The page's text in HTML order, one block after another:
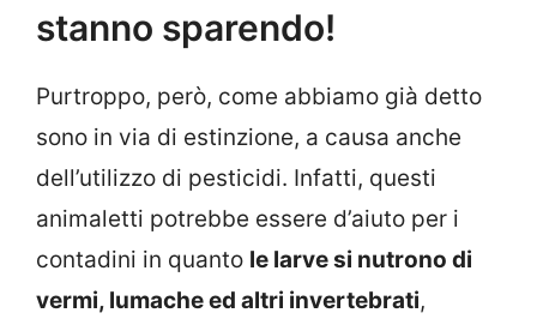
stanno sparendo!
Purtroppo, però, come abbiamo già detto
sono in via di estinzione, a causa anche
dell’utilizzo di pesticidi. Infatti, questi
animaletti potrebbe essere d’aiuto per i
contadini in quanto le larve si nutrono di
vermi, lumache ed altri invertebrati,